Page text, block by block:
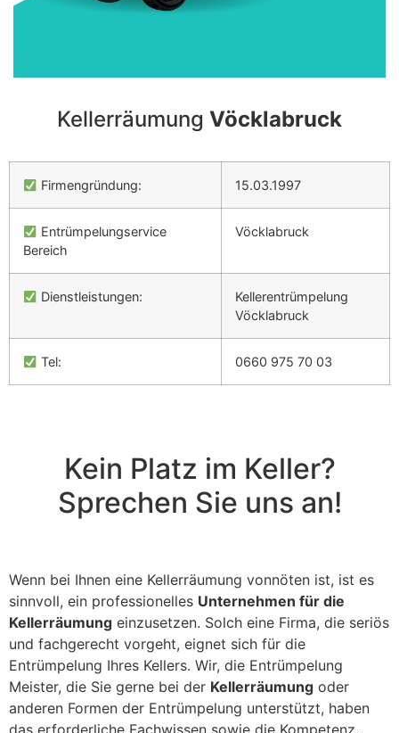
Kellerräumung Vöcklabruck
Firmengründung: 15.03.1997
Entrümpelungservice
Bereich
Vöcklabruck
Dienstleistungen:
Kellerentrümpelung
Vöcklabruck
Tel: 0660 975 70 03
Kein Platz im Keller?
Sprechen Sie uns an!
Wenn bei Ihnen eine Kellerräumung vonnöten ist, ist es
sinnvoll, ein professionelles Unternehmen für die
Kellerräumung einzusetzen. Solch eine Firma, die seriös
und fachgerecht vorgeht, eignet sich für die
Entrümpelung Ihres Kellers. Wir, die Entrümpelung
Meister, die Sie gerne bei der Kellerräumung oder
anderen Formen der Entrümpelung unterstützt, haben
das erforderliche Fachwissen sowie die Kompetenz.